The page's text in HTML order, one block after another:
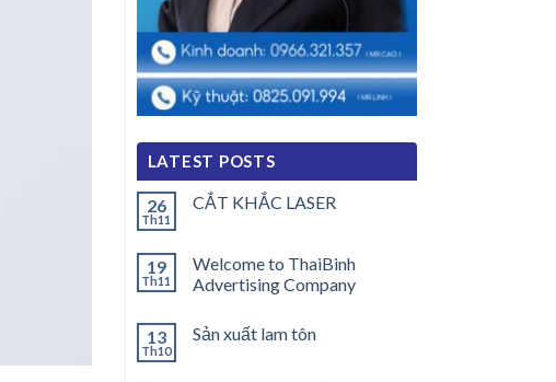
LATEST POSTS
26
Th11
CẮT KHẮC LASER
19
Th11
Welcome to ThaiBinh
Advertising Company
13
Th10
Sản xuất lam tôn